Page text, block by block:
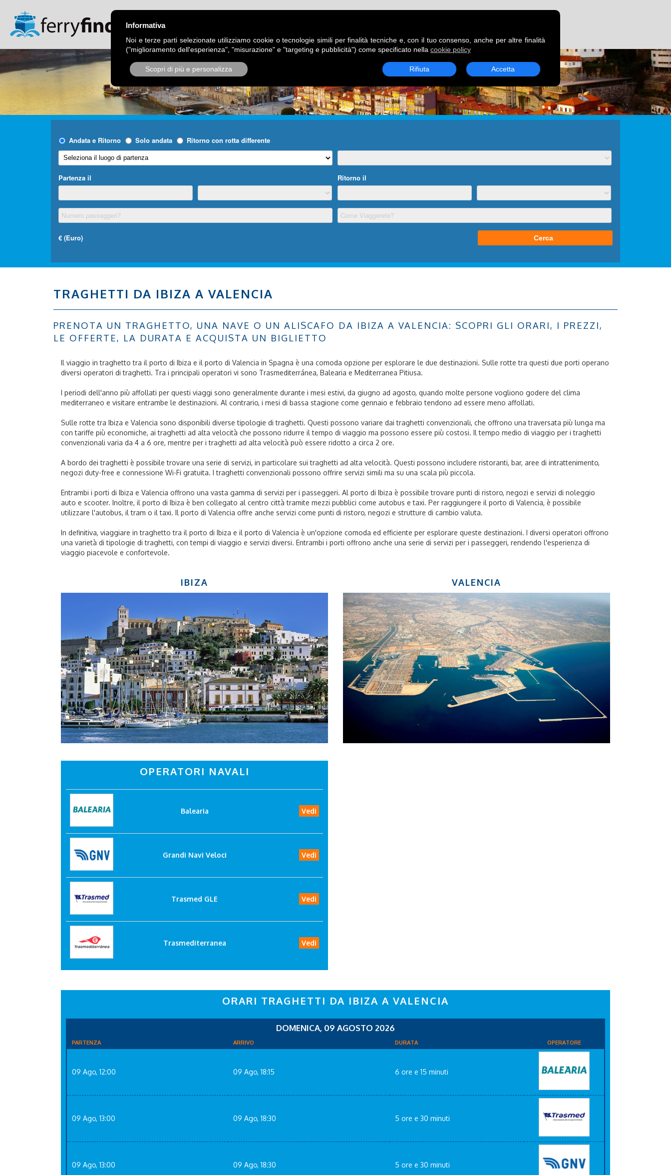
CHI SIAMO
TRAGHETTI DA IBIZA A VALENCIA
PRENOTA UN TRAGHETTO, UNA NAVE O UN ALISCAFO DA IBIZA A VALENCIA: SCOPRI GLI ORARI, I PREZZI,
LE OFFERTE, LA DURATA E ACQUISTA UN BIGLIETTO
Il viaggio in traghetto tra il porto di Ibiza e il porto di Valencia in Spagna è una comoda opzione per esplorare le due destinazioni. Sulle rotte tra questi due porti operano
diversi operatori di traghetti. Tra i principali operatori vi sono Trasmediterránea, Balearia e Mediterranea Pitiusa.
I periodi dell'anno più affollati per questi viaggi sono generalmente durante i mesi estivi, da giugno ad agosto, quando molte persone vogliono godere del clima
mediterraneo e visitare entrambe le destinazioni. Al contrario, i mesi di bassa stagione come gennaio e febbraio tendono ad essere meno affollati.
Sulle rotte tra Ibiza e Valencia sono disponibili diverse tipologie di traghetti. Questi possono variare dai traghetti convenzionali, che offrono una traversata più lunga ma
con tariffe più economiche, ai traghetti ad alta velocità che possono ridurre il tempo di viaggio ma possono essere più costosi. Il tempo medio di viaggio per i traghetti
convenzionali varia da 4 a 6 ore, mentre per i traghetti ad alta velocità può essere ridotto a circa 2 ore.
A bordo dei traghetti è possibile trovare una serie di servizi, in particolare sui traghetti ad alta velocità. Questi possono includere ristoranti, bar, aree di intrattenimento,
negozi duty-free e connessione Wi-Fi gratuita. I traghetti convenzionali possono offrire servizi simili ma su una scala più piccola.
Entrambi i porti di Ibiza e Valencia offrono una vasta gamma di servizi per i passeggeri. Al porto di Ibiza è possibile trovare punti di ristoro, negozi e servizi di noleggio
auto e scooter. Inoltre, il porto di Ibiza è ben collegato al centro città tramite mezzi pubblici come autobus e taxi. Per raggiungere il porto di Valencia, è possibile
utilizzare l'autobus, il tram o il taxi. Il porto di Valencia offre anche servizi come punti di ristoro, negozi e strutture di cambio valuta.
In definitiva, viaggiare in traghetto tra il porto di Ibiza e il porto di Valencia è un'opzione comoda ed efficiente per esplorare queste destinazioni. I diversi operatori offrono
una varietà di tipologie di traghetti, con tempi di viaggio e servizi diversi. Entrambi i porti offrono anche una serie di servizi per i passeggeri, rendendo l'esperienza di
viaggio piacevole e confortevole.
IBIZA VALENCIA
OPERATORI NAVALI
Balearia Vedi
Grandi Navi Veloci Vedi
Trasmed GLE Vedi
Trasmediterranea Vedi
ORARI TRAGHETTI DA IBIZA A VALENCIA
DOMENICA, 09 AGOSTO 2026
PARTENZA ARRIVO DURATA OPERATORE
09 Ago, 12:00 09 Ago, 18:15 6 ore e 15 minuti
09 Ago, 13:00 09 Ago, 18:30 5 ore e 30 minuti
09 Ago, 13:00 09 Ago, 18:30 5 ore e 30 minuti
Informativa
Noi e terze parti selezionate utilizziamo cookie o tecnologie simili per finalità tecniche e, con il tuo consenso, anche per altre finalità
("miglioramento dell'esperienza", "misurazione" e "targeting e pubblicità") come specificato nella cookie policy
Rifiuta Accetta
Scopri di più e personalizza